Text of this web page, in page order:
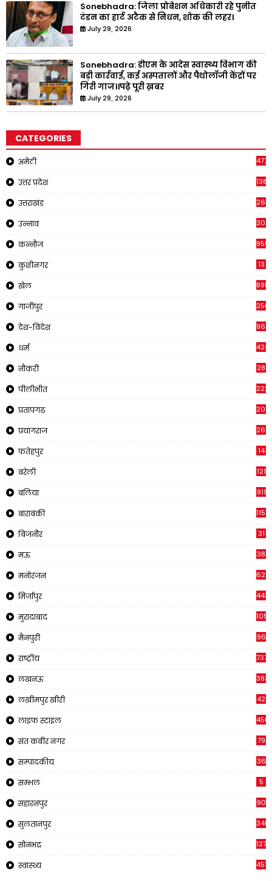
Sonebhadra: जिला प्रोबेशन अधिकारी रहे पुनीत
टंडन का हार्ट अटैक से निधन, शोक की लहर।
July 29, 2026
Sonebhadra: डीएम के आदेस स्वास्थ्य विभाग की
बड़ी कार्रवाई, कई अस्पतालों और पैथोलॉजी केंद्रों पर
गिरी गाज।।पढ़े पूरी ख़बर
July 29, 2026
CATEGORIES
अमेठी 4771
उत्तर प्रदेश 1381
उत्तराखंड
उन्नाव 308
कन्नौज 959
कुशीनगर 13
खेल 898
गाजीपुर 250
देश-विदेश 963
धर्म 424
नौकरी 28
पीलीभीत
प्रतापगढ
प्रयागराज 269
फतेहपुर 14
बरेली 121
बलिया 911
बाराबंकी 1150
बिजनौर 31
मऊ 38
मनोरंजन 622
मिर्जापुर 443
मुरादाबाद 1058
मैनपुरी 96
राष्ट्रीय 7376
लखनऊ
लखीमपुर खीरी 42
लाइफ स्टाइल 456
संत कबीर नगर 79
सम्पादकीय 36
सम्भल 5
सहारनपुर 90
सुलतानपुर 340
सोनभद्र 1271
स्वास्थ्य 451